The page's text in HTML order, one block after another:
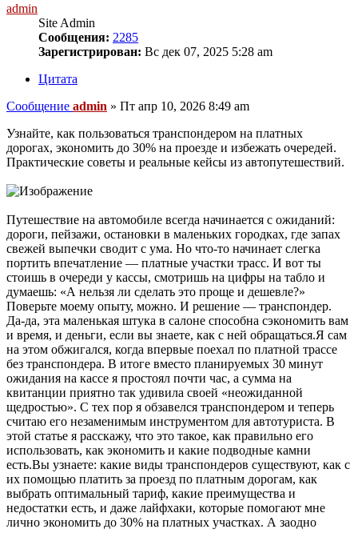
admin
Site Admin
Сообщения: 2285
Зарегистрирован: Вс дек 07, 2025 5:28 am
Цитата
Сообщение admin » Пт апр 10, 2026 8:49 am
Узнайте, как пользоваться транспондером на платных
дорогах, экономить до 30% на проезде и избежать очередей.
Практические советы и реальные кейсы из автопутешествий.
Путешествие на автомобиле всегда начинается с ожиданий:
дороги, пейзажи, остановки в маленьких городках, где запах
свежей выпечки сводит с ума. Но что-то начинает слегка
портить впечатление — платные участки трасс. И вот ты
стоишь в очереди у кассы, смотришь на цифры на табло и
думаешь: «А нельзя ли сделать это проще и дешевле?»
Поверьте моему опыту, можно. И решение — транспондер.
Да-да, эта маленькая штука в салоне способна сэкономить вам
и время, и деньги, если вы знаете, как с ней обращаться.Я сам
на этом обжигался, когда впервые поехал по платной трассе
без транспондера. В итоге вместо планируемых 30 минут
ожидания на кассе я простоял почти час, а сумма на
квитанции приятно так удивила своей «неожиданной
щедростью». С тех пор я обзавелся транспондером и теперь
считаю его незаменимым инструментом для автотуриста. В
этой статье я расскажу, что это такое, как правильно его
использовать, как экономить и какие подводные камни
есть.Вы узнаете: какие виды транспондеров существуют, как с
их помощью платить за проезд по платным дорогам, как
выбрать оптимальный тариф, какие преимущества и
недостатки есть, и даже лайфхаки, которые помогают мне
лично экономить до 30% на платных участках. А заодно